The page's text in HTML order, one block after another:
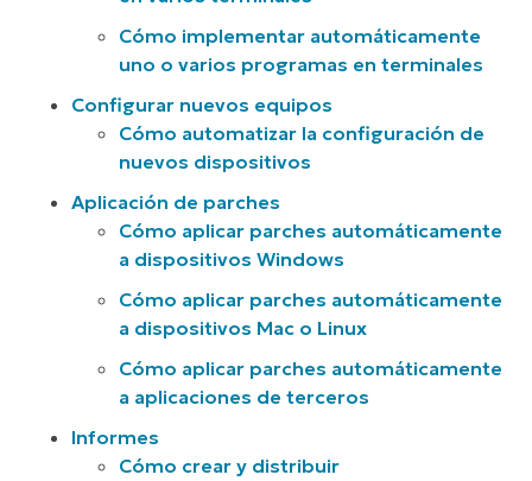
Cómo implementar automáticamente
uno o varios programas en terminales
Configurar nuevos equipos
Cómo automatizar la configuración de
nuevos dispositivos
Aplicación de parches
Cómo aplicar parches automáticamente
a dispositivos Windows
Cómo aplicar parches automáticamente
a dispositivos Mac o Linux
Cómo aplicar parches automáticamente
a aplicaciones de terceros
Informes
Cómo crear y distribuir